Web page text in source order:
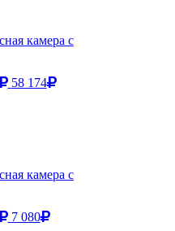
камера с
58 174
камера с
7 080